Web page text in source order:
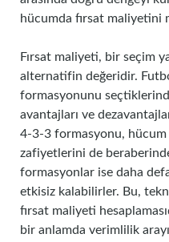
hücumda fırsat maliyetini
Fırsat maliyeti, bir seçim
alternatifin değeridir.
formasyonunu
avantajları ve
4-3-3 formasyonu, hücum
zafiyetlerini de
formasyonlar ise daha
etkisiz kalabilirler. Bu,
fırsat maliyeti
bir anlamda verimlilik